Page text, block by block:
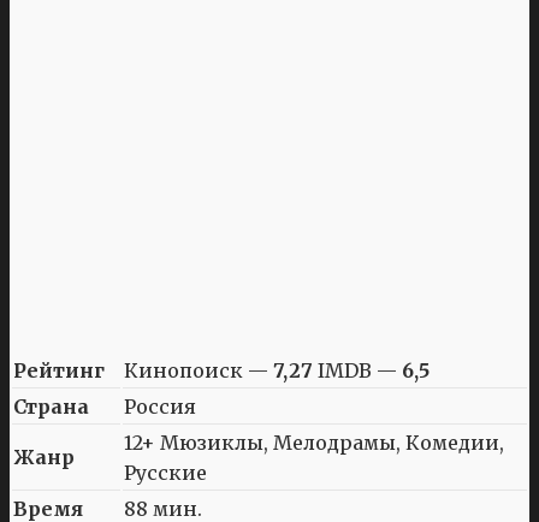
Рейтинг Кинопоиск — 7,27 IMDB — 6,5
Страна
Россия
Жанр
12+ Мюзиклы, Мелодрамы, Комедии,
Русские
Время
88 мин.